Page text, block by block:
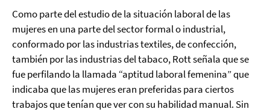
Como parte del estudio de la situación laboral de las
mujeres en una parte del sector formal o industrial,
conformado por las industrias textiles, de confección,
también por las industrias del tabaco, Rott señala que se
fue perfilando la llamada “aptitud laboral femenina” que
indicaba que las mujeres eran preferidas para ciertos
trabajos que tenían que ver con su habilidad manual. Sin